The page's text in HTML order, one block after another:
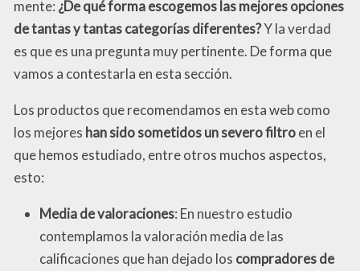
mente: ¿De qué forma escogemos las mejores opciones
de tantas y tantas categorías diferentes?Y la verdad
es que es una pregunta muy pertinente. De forma que
vamos a contestarla en esta sección.
Los productos que recomendamos en esta web como
los mejores han sido sometidos un severo filtroen el
que hemos estudiado, entre otros muchos aspectos,
esto:
Media de valoraciones: En nuestro estudio
contemplamos la valoración media de las
calificaciones que han dejado los compradores de